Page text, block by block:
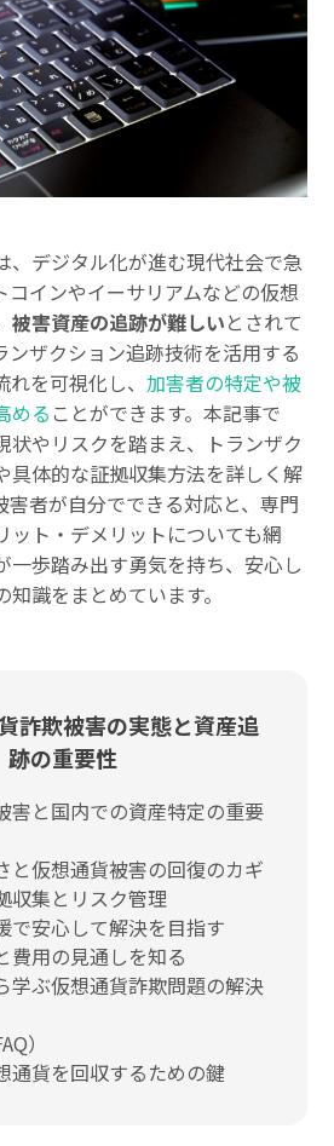
、デジタル化が進む現代社会で急
コインやイーサリアムなどの仮想
被害資産の追跡が難しいとされて
ンザクション追跡技術を活用する
れを可視化し、加害者の特定や被
める ことができます。本記事で
状やリスクを踏まえ、トランザク
具体的な証拠収集方法を詳しく解
害者が自分でできる対応と、専門
ット・デメリットについても網
一歩踏み出す勇気を持ち、安心し
識をまとめています。
詐欺被害の実態と資産追
跡の重要性
害と国内での資産特定の重要
と仮想通貨被害の回復のカギ
収集とリスク管理
で安心して解決を目指す
費用の見通しを知る
学ぶ仮想通貨詐欺問題の解決
）
通貨を回収するための鍵